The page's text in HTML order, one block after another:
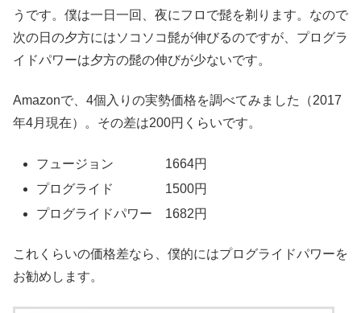
うです。僕は一日一回、夜にフロで髭を剃ります。なので
次の日の夕方にはソコソコ髭が伸びるのですが、プログラ
イドパワーは夕方の髭の伸びが少ないです。
Amazonで、4個入りの実勢価格を調べてみました（2017
年4月現在）。その差は200円くらいです。
フュージョン 1664円
プログライド 1500円
プログライドパワー 1682円
これくらいの価格差なら、僕的にはプログライドパワーを
お勧めします。